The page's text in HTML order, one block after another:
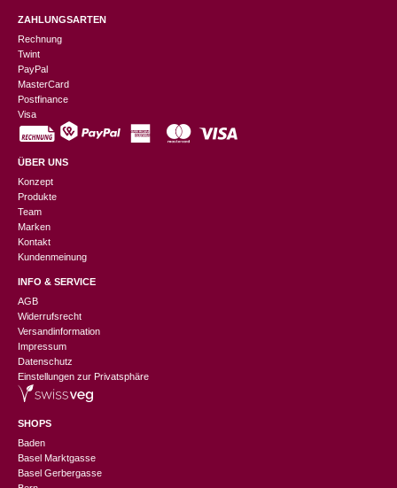
ZAHLUNGSARTEN
Rechnung
Twint
PayPal
MasterCard
Postfinance
Visa
ÜBER UNS
Konzept
Produkte
Team
Marken
Kontakt
Kundenmeinung
INFO & SERVICE
AGB
Widerrufsrecht
Versandinformation
Impressum
Datenschutz
Einstellungen zur Privatsphäre
SHOPS
Baden
Basel Marktgasse
Basel Gerbergasse